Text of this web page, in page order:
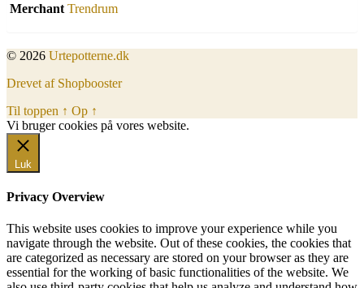
Merchant Trendrum
© 2026 Urtepotterne.dk
Drevet af Shopbooster
Til toppen ↑ Op ↑
Vi bruger cookies på vores website.
Luk
Privacy Overview
This website uses cookies to improve your experience while you
navigate through the website. Out of these cookies, the cookies that
are categorized as necessary are stored on your browser as they are
essential for the working of basic functionalities of the website. We